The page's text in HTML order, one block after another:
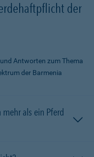
der
Antworten zum Thema
der Barmenia
als ein Pferd